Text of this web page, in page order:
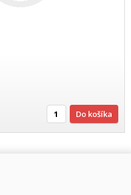
Do košíka